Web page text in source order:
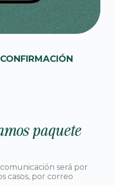
paquete
será por
casos, por correo